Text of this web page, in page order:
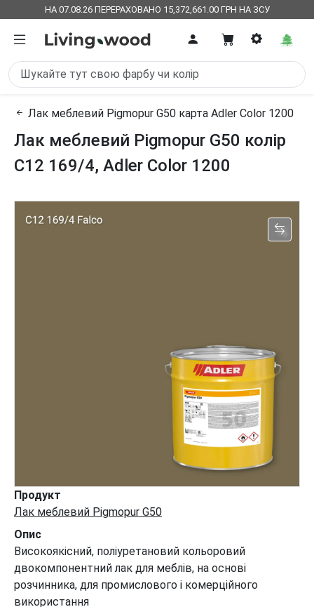
НА 07.08.26 ПЕРЕРАХОВАНО 15,372,661.00 ГРН НА ЗСУ
Лак меблевий Pigmopur G50 карта Adler Color 1200
Лак меблевий Pigmopur G50 колір
C12 169/4, Adler Color 1200
Продукт
Лак меблевий Pigmopur G50
Опис
Високоякісний, поліуретановий кольоровий
двокомпонентний лак для меблів, на основі
розчинника, для промислового і комерційного
використання